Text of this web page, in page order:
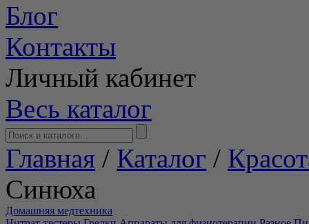
Блог
Контакты
Личный кабинет
Весь каталог
Главная / Каталог /
Синюха
Домашняя медтехника